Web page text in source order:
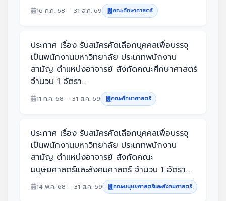
16 ก.ค. 68 – 31 ส.ค. 69 คณะศึกษาศาสตร์
ประกาศ เรื่อง รับสมัครคัดเลือกบุคคลเพื่อบรรจุ
เป็นพนักงานมหาวิทยาลัย ประเภทพนักงาน
สามัญ ตำแหน่งอาจารย์ สังกัดคณะศึกษาศาสตร์
จำนวน 1 อัตรา...
11 ก.ค. 68 – 31 ส.ค. 69 คณะศึกษาศาสตร์
ประกาศ เรื่อง รับสมัครคัดเลือกบุคคลเพื่อบรรจุ
เป็นพนักงานมหาวิทยาลัย ประเภทพนักงาน
สามัญ ตำแหน่งอาจารย์ สังกัดคณะ
มนุษยศาสตร์และสังคมศาสตร์ จำนวน 1 อัตรา...
14 พ.ค. 68 – 31 ส.ค. 69 คณะมนุษยศาสตร์และสังคมศาสตร์